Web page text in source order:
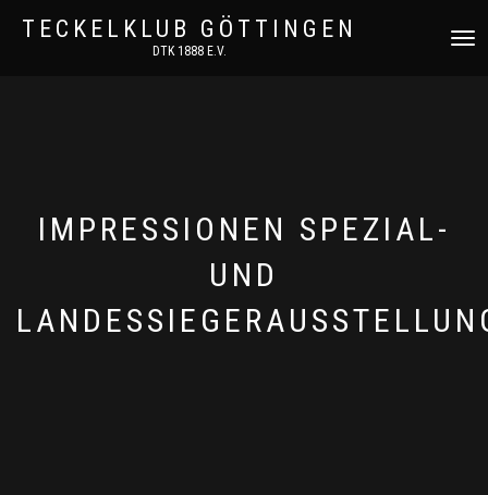
TECKELKLUB GÖTTINGEN
DTK 1888 E.V.
IMPRESSIONEN SPEZIAL-
UND